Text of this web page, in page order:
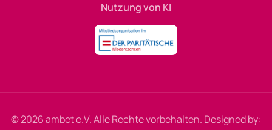
Nutzung von KI
© 2026 ambet e.V. Alle Rechte vorbehalten. Designed by: